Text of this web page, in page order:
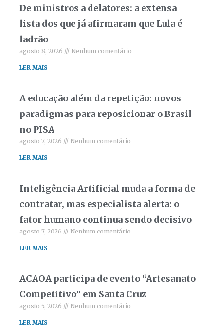
De ministros a delatores: a extensa
lista dos que já afirmaram que Lula é
ladrão
agosto 8, 2026 Nenhum comentário
LER MAIS
A educação além da repetição: novos
paradigmas para reposicionar o Brasil
no PISA
agosto 7, 2026 Nenhum comentário
LER MAIS
Inteligência Artificial muda a forma de
contratar, mas especialista alerta: o
fator humano continua sendo decisivo
agosto 7, 2026 Nenhum comentário
LER MAIS
ACAOA participa de evento “Artesanato
Competitivo” em Santa Cruz
agosto 5, 2026 Nenhum comentário
LER MAIS